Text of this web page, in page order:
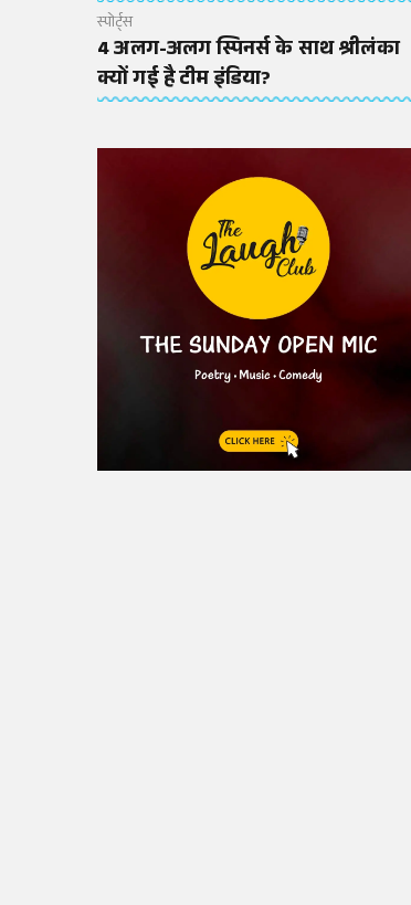
स्पोर्ट्स
4 अलग-अलग स्पिनर्स के साथ श्रीलंका
क्यों गई है टीम इंडिया?